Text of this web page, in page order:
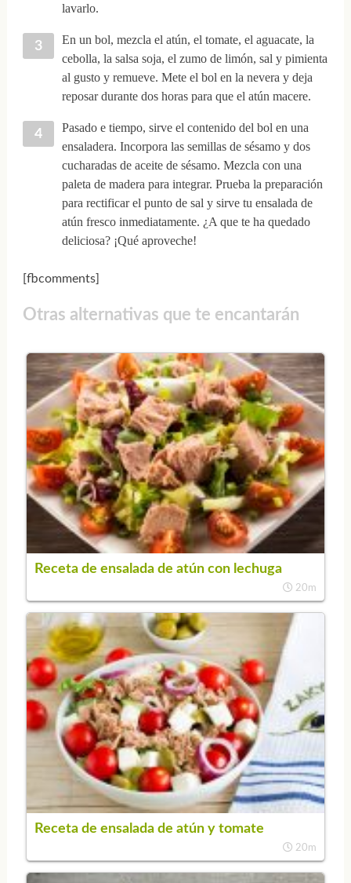
lavarlo.
En un bol, mezcla el atún, el tomate, el aguacate, la
cebolla, la salsa soja, el zumo de limón, sal y pimienta
al gusto y remueve. Mete el bol en la nevera y deja
reposar durante dos horas para que el atún macere.
Pasado e tiempo, sirve el contenido del bol en una
ensaladera. Incorpora las semillas de sésamo y dos
cucharadas de aceite de sésamo. Mezcla con una
paleta de madera para integrar. Prueba la preparación
para rectificar el punto de sal y sirve tu ensalada de
atún fresco inmediatamente. ¿A que te ha quedado
deliciosa? ¡Qué aproveche!
[fbcomments]
Otras alternativas que te encantarán
Receta de ensalada de atún con lechuga
20m
Receta de ensalada de atún y tomate
20m